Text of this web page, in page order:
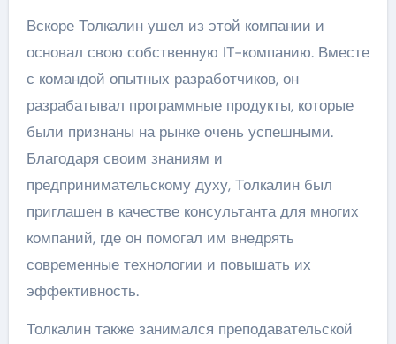
Вскоре Толкалин ушел из этой компании и
основал свою собственную IT-компанию. Вместе
с командой опытных разработчиков, он
разрабатывал программные продукты, которые
были признаны на рынке очень успешными.
Благодаря своим знаниям и
предпринимательскому духу, Толкалин был
приглашен в качестве консультанта для многих
компаний, где он помогал им внедрять
современные технологии и повышать их
эффективность.
Толкалин также занимался преподавательской